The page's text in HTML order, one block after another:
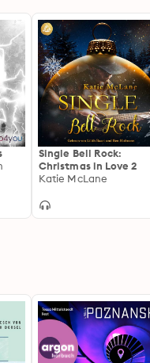
Single Bell Rock:
Christmas in Love 2
Katie McLane